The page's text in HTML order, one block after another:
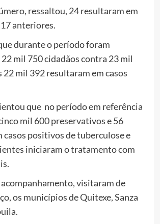
ressaltou, 24 resultaram em
anteriores.
durante o período foram
mil 750 cidadãos contra 23 mil
22 mil 392 resultaram em casos
que no período em referência
mil 600 preservativos e 56
casos positivos de tuberculose e
iniciaram o tratamento com
visitaram de
os municípios de Quitexe, Sanza